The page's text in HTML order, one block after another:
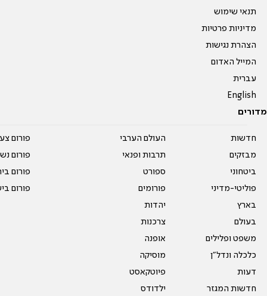
תנאי שימוש
מדיניות פרטיות
הצהרת נגישות
המייל האדום
עברית
English
מדורים
חדשות
מבזקים
ביטחוני
פוליטי-מדיני
בארץ
בעולם
משפט ופלילים
כלכלה ונדל"ן
דעות
חדשות המגזר
העולם הערבי
תרבות ופנאי
ספורט
פורומים
יהדות
צרכנות
אופנה
מוסיקה
פיוטקאסט
ילדודס
פורום
פורום
פורום
פורום